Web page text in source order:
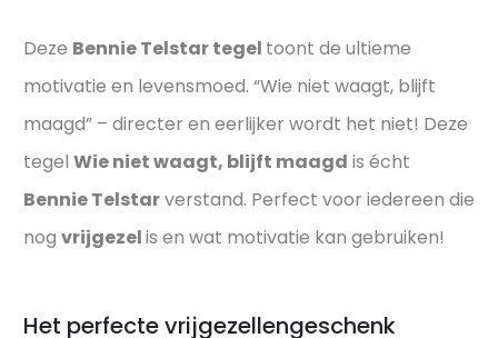
Deze Bennie Telstar tegel toont de ultieme
motivatie en levensmoed. “Wie niet waagt, blijft
maagd” – directer en eerlijker wordt het niet! Deze
tegel Wie niet waagt, blijft maagd is écht
Bennie Telstarverstand. Perfect voor iedereen die
nog vrijgezelis en wat motivatie kan gebruiken!
Het perfecte vrijgezellengeschenk